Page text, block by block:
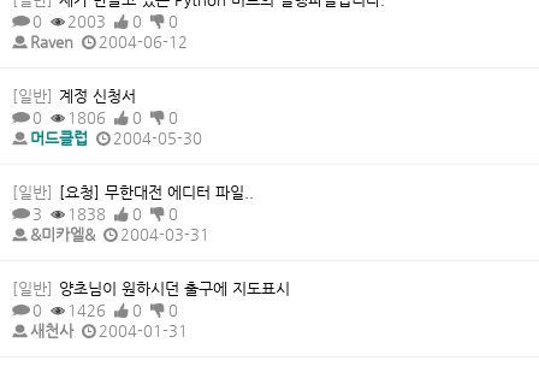
0
2003 0
0
Raven
2004-06-12
[일반] 계정 신청서
0
1806 0
0
머드클럽
2004-05-30
[일반]
[요청] 무한대전 에디터 파일..
3
1838 0
0
&미카엘&
2004-03-31
[일반] 양초님이 원하시던 출구에 지도표시
0
1426 0
0
새천사
2004-01-31